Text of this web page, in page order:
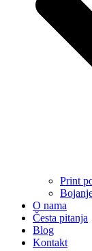
Print
O nama
Česta pitanja
Blog
Kontakt